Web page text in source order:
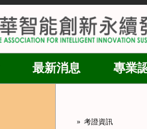
最新消息 專業
» 考證資訊